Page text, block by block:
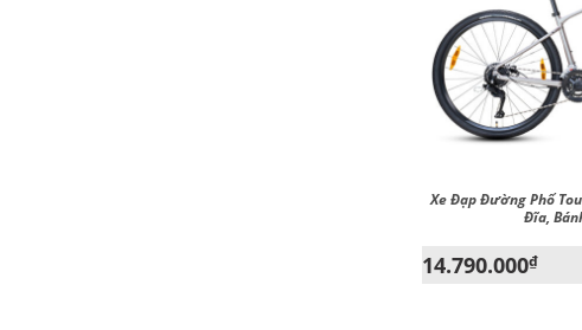
Xe Đạp Đường Phố
Đĩa,
14.790.000₫